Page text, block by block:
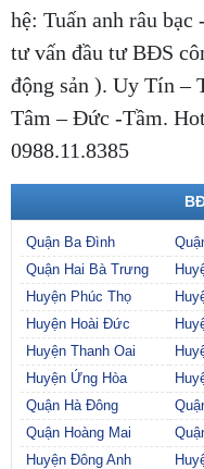
hệ: Tuấn anh râu
tư vấn đầu tư BĐS
động sản ). Uy Tín –
Tâm – Đức -Tầm.
0988.11.8385
Quận Ba Đình
Quận Hai Bà Trưng
Huyện Phúc Thọ
Huyện Hoài Đức
Huyện Thanh Oai
Huyện Ứng Hòa
Quận Hà Đông
Quận Hoàng Mai
Huyện Đông Anh